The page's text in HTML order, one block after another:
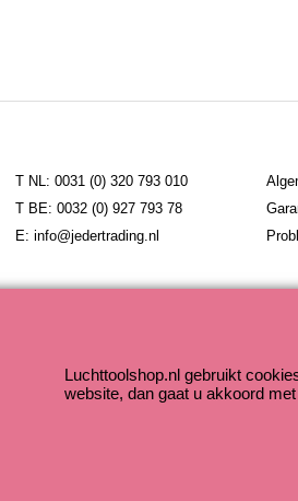
T NL: 0031 (0) 320 793 010
T BE: 0032 (0) 927 793 78
E: info@jedertrading.nl
Luchttoolshop.nl gebruikt
website, dan gaat u akkoord